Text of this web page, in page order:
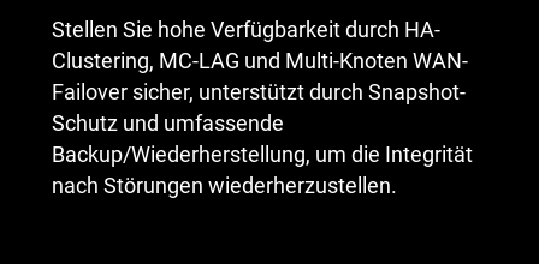
Stellen Sie hohe Verfügbarkeit durch HA-
Clustering, MC-LAG und Multi-Knoten WAN-
Failover sicher, unterstützt durch Snapshot-
Schutz und umfassende
Backup/Wiederherstellung, um die Integrität
nach Störungen wiederherzustellen.